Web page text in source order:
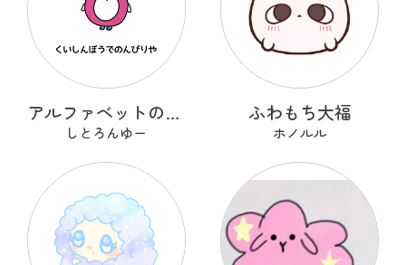
アルファベットのOのおーまる
しとろんゆー
ふわもち大福
ホノルル